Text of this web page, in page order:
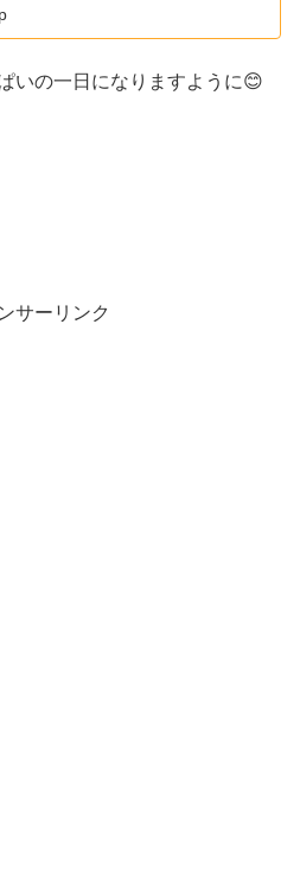
いの一日になりますように😊
サーリンク